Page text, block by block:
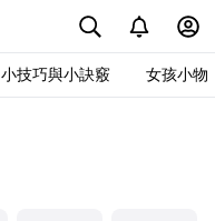
小技巧與小訣竅 女孩小物